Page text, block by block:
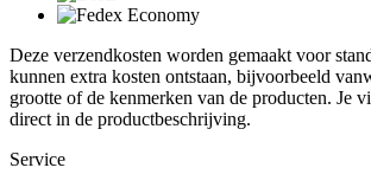
Deze verzendkosten worden gemaakt voor
kunnen extra kosten ontstaan, bijvoorbeeld
grootte of de kenmerken van de producten. Je
direct in de productbeschrijving.
Service